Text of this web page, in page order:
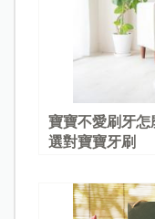
寶寶不愛刷牙
選對寶寶牙刷